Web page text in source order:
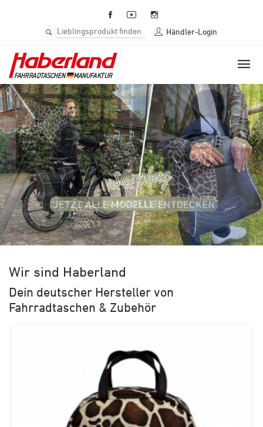
Händler-Login
Wir sind Haberland
Dein deutscher Hersteller von
Fahrradtaschen & Zubehör